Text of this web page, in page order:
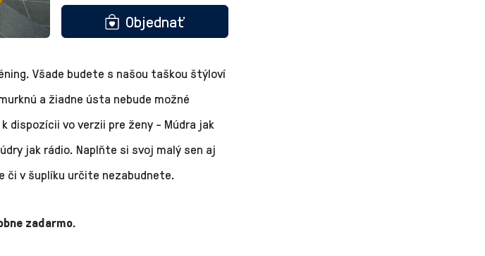
Objednať
Všade budete s našou taškou štýloví
a žiadne ústa nebude možné
vo verzii pre ženy - Múdra jak
jak rádio. Naplňte si svoj malý sen aj
či v šuplíku určite nezabudnete.
zadarmo.